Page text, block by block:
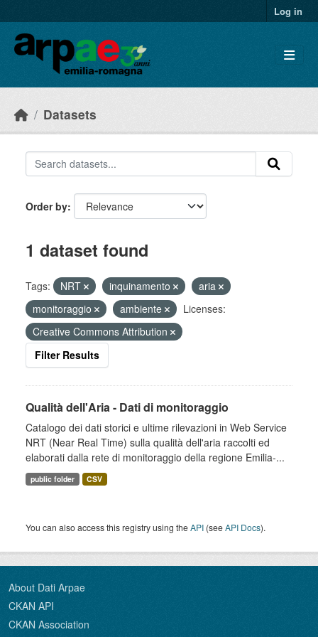
Log in
Datasets
Order by
1 dataset found
Tags: NRT inquinamento
aria
monitoraggio
ambiente
Licenses:
Creative Commons Attribution
Filter Results
Qualità dell'Aria - Dati di monitoraggio
Catalogo dei dati storici e ultime rilevazioni in Web Service
NRT (Near Real Time) sulla qualità dell'aria raccolti ed
elaborati dalla rete di monitoraggio della regione Emilia-...
public folder CSV
You can also access this registry using theAPI (seeAPI Docs).
About Dati Arpae
CKAN API
CKAN Association